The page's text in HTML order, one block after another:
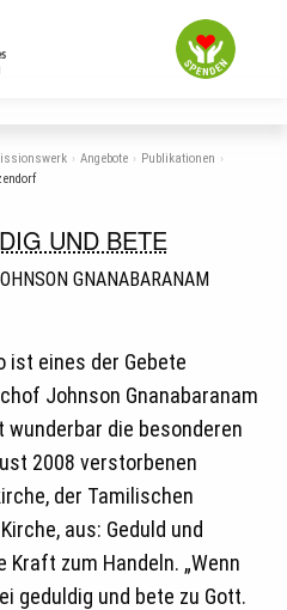
Angebote
Publikationen
UND BETE
GNANABARANAM
ist eines der Gebete
Johnson Gnanabaranam
die besonderen
2008 verstorbenen
der Tamilischen
aus: Geduld und
Kraft zum Handeln. „Wenn
geduldig und bete zu Gott.